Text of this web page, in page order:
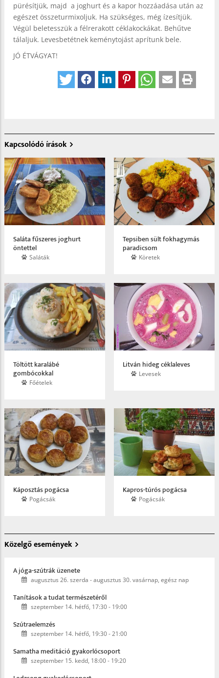
pürésítjük, majd a joghurt és a kapor hozzáadása után az
egészet összeturmixoljuk. Ha szükséges, még ízesítjük.
Végül beletesszük a félrerakott céklakockákat. Behűtve
tálaljuk. Levesbetétnek keménytojást aprítunk bele.
JÓ ÉTVÁGYAT!
Kapcsolódó írások
Saláta fűszeres joghurt
öntettel
Saláták
Tepsiben sült fokhagymás
paradicsom
Köretek
Töltött karalábé
gombócokkal
Főételek
Litván hideg céklaleves
Levesek
Káposztás pogácsa
Pogácsák
Kapros-túrós pogácsa
Pogácsák
Közelgő események
A jóga-szútrák üzenete
augusztus 26. szerda -augusztus 30. vasárnap, egész nap
Tanítások a tudat természetéről
szeptember 14. hétfő, 17:30- 19:00
Szútraelemzés
szeptember 14. hétfő, 19:30-21:00
Samatha meditáció gyakorlócsoport
szeptember 15. kedd, 18:00- 19:20